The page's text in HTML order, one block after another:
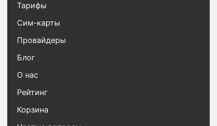
Тарифы
Сим-карты
Провайдеры
Блог
О нас
Рейтинг
Корзина